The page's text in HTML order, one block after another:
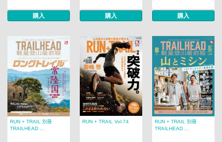
購入 購入 購入
RUN + TRAIL 別冊
TRAILHEAD ...
RUN + TRAIL Vol.74
RUN + TRAIL 別冊
TRAILHEAD ...